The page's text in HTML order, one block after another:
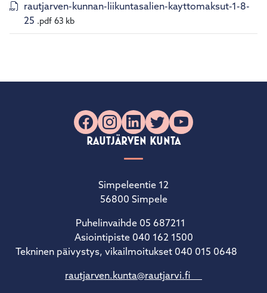
rautjarven-kunnan-liikuntasalien-kayttomaksut-1-8-
25 .pdf 63 kb
Facebook
Instagram
LinkedIn
X YouTube
RAUTJÄRVEN KUNTA
Simpeleentie 12
56800 Simpele
Puhelinvaihde 05 687211
Asiointipiste 040 162 1500
Tekninen päivystys, vikailmoitukset 040 015 0648
rautjarven.kunta@rautjarvi.fi